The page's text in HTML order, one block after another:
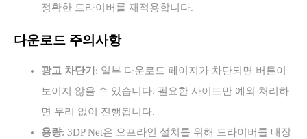
정확한 드라이버를 재적용합니다.
다운로드 주의사항
광고 차단기 : 일부 다운로드 페이지가 차단되면 버튼이
보이지 않을 수 있습니다. 필요한 사이트만 예외 처리하
면 무리 없이 진행됩니다.
용량: 3DP Net은 오프라인 설치를 위해 드라이버를 내장